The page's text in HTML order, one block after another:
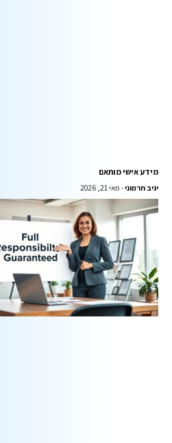
מידע אישי מותאם
יניב חרמוני מאי 21, 2026